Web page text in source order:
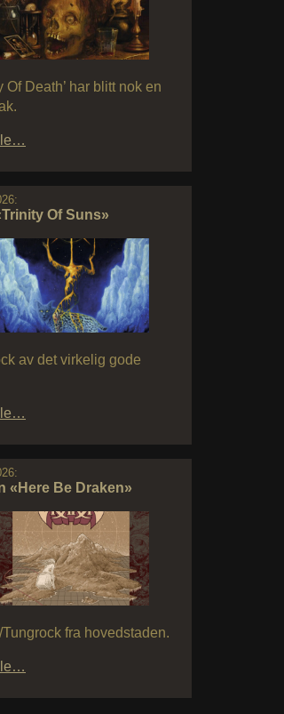
Of Death’ har blitt nok en
Of Suns»
av det virkelig gode
«Here Be Draken»
fra hovedstaden.